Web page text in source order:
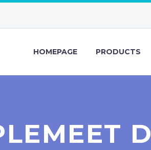
HOMEPAGE PRODUCTS